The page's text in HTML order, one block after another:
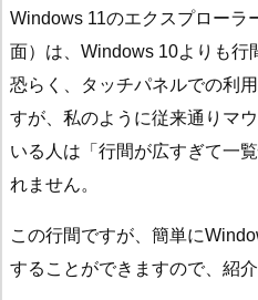
Windows 11のエクスプローラ
面）は、Windows 10よりも行
恐らく、タッチパネルでの利
すが、私のように従来通りマ
いる人は「行間が広すぎて一
れません。
この行間ですが、簡単に
することができますので、紹介